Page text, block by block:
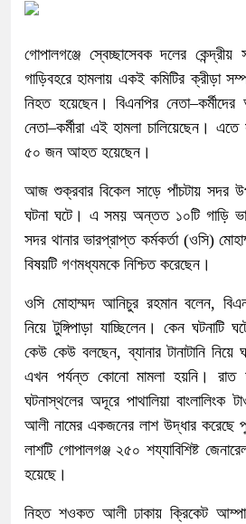
গোপালগঞ্জে স্বেচ্ছাসেবক দলের
গাড়িবহরে হামলায় একই কমিটির ক্রীড়া
নিহত হয়েছেন। বিএনপির
নেতা–কর্মীরা এই হামলা চালিয়েছেন।
৫০ জন আহত হয়েছেন।
আজ শুক্রবার বিকেল সাড়ে পাঁচটায় সদর
ঘটনা ঘটে। এ সময় অন্তত ১০টি গাড়ি
সদর থানার ভারপ্রাপ্ত কর্মকর্তা (ওসি)
বিষয়টি গণমধ্যমকে নিশ্চিত করেছেন।
ওসি মোহাম্মদ আনিচুর রহমান বলেন,
নিয়ে টুঙ্গিপাড়া যাচ্ছিলেন। কেন ঘটনাটি
কেউ কেউ বলছেন, ব্যানার টানাটানি
এখন পর্যন্ত কোনো মামলা হয়নি। রাত
ঘটনাস্থলের অদূরে পাথালিয়া বাংলালিংক
আলী নামের একজনের লাশ উদ্ধার করেছে
লাশটি গোপালগঞ্জ ২৫০ শয্যাবিশিষ্ট
হয়েছে।
নিহত শওকত আলী ঢাকায় ক্রিকেট